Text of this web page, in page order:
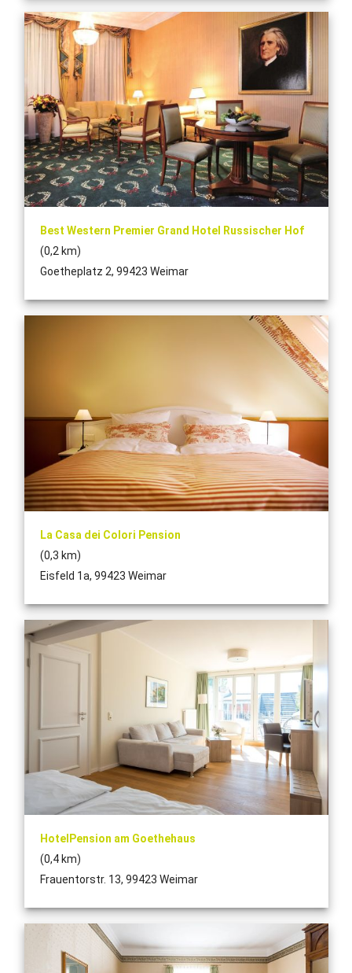
Best Western Premier Grand Hotel Russischer Hof
(0,2 km)
Goetheplatz 2, 99423 Weimar
La Casa dei Colori Pension
(0,3 km)
Eisfeld 1a, 99423 Weimar
HotelPension am Goethehaus
(0,4 km)
Frauentorstr. 13, 99423 Weimar